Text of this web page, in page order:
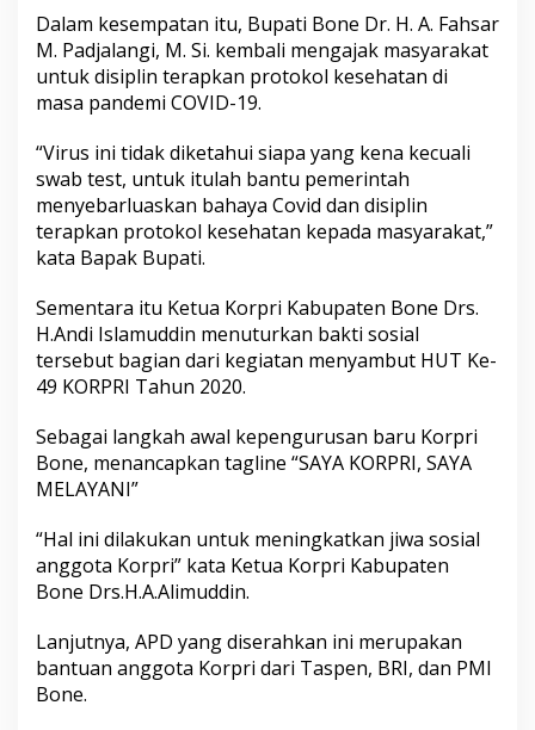
i
r
i
(
A
D
)
Dalam kesempatan itu, Bupati Bone Dr. H. A. Fahsar
M. Padjalangi, M. Si. kembali mengajak masyarakat
untuk disiplin terapkan protokol kesehatan di
masa pandemi COVID-19.
“Virus ini tidak diketahui siapa yang kena kecuali
swab test, untuk itulah bantu pemerintah
menyebarluaskan bahaya Covid dan disiplin
terapkan protokol kesehatan kepada masyarakat,”
kata Bapak Bupati.
Sementara itu Ketua Korpri Kabupaten Bone Drs.
H.Andi Islamuddin menuturkan bakti sosial
tersebut bagian dari kegiatan menyambut HUT Ke-
49 KORPRI Tahun 2020.
Sebagai langkah awal kepengurusan baru Korpri
Bone, menancapkan tagline “SAYA KORPRI, SAYA
MELAYANI”
“Hal ini dilakukan untuk meningkatkan jiwa sosial
anggota Korpri” kata Ketua Korpri Kabupaten
Bone Drs.H.A.Alimuddin.
Lanjutnya, APD yang diserahkan ini merupakan
bantuan anggota Korpri dari Taspen, BRI, dan PMI
Bone.